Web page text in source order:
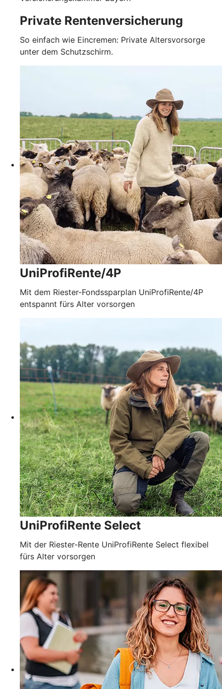
Private Rentenversicherung
So einfach wie Eincremen: Private Altersvorsorge
unter dem Schutzschirm.
UniProfiRente/4P
Mit dem Riester-Fondssparplan UniProfiRente/4P
entspannt fürs Alter vorsorgen
UniProfiRente Select
Mit der Riester-Rente UniProfiRente Select flexibel
fürs Alter vorsorgen